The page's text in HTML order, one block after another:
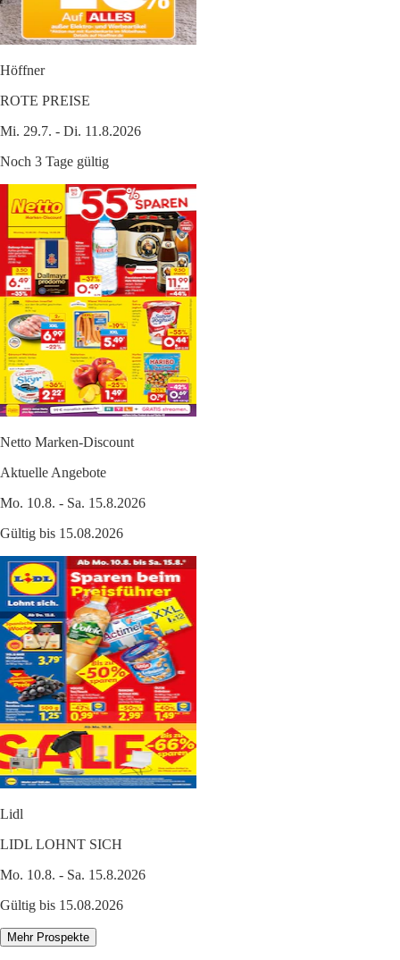
Höffner
ROTE PREISE
Mi. 29.7. - Di. 11.8.2026
Noch 3 Tage gültig
Netto Marken-Discount
Aktuelle Angebote
Mo. 10.8. - Sa. 15.8.2026
Gültig bis 15.08.2026
Lidl
LIDL LOHNT SICH
Mo. 10.8. - Sa. 15.8.2026
Gültig bis 15.08.2026
Mehr Prospekte